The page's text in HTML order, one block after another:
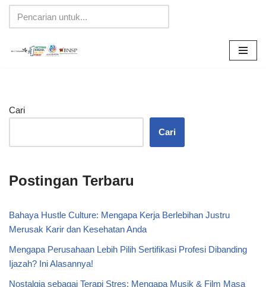
Lompat
Cari
Cari
Postingan Terbaru
Bahaya Hustle Culture: Mengapa Kerja Berlebihan Justru
Merusak Karir dan Kesehatan Anda
Mengapa Perusahaan Lebih Pilih Sertifikasi Profesi Dibanding
Ijazah? Ini Alasannya!
Nostalgia sebagai Terapi Stres: Mengapa Musik & Film Masa